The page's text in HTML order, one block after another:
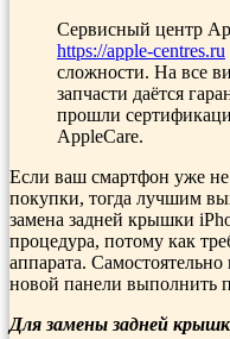
Сервисный центр
https://apple-centres.ru
сложности. На все
запчасти даётся
прошли
AppleCare.
Если ваш смартфон уже
покупки, тогда лучшим
замена задней крышки
процедура, потому как
аппарата.
новой панели выполнить
Для замены задней